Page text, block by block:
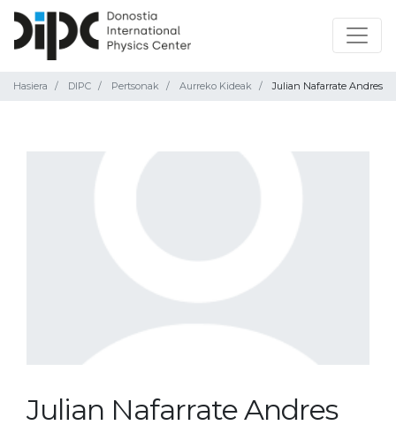
Hasiera DIPC Pertsonak Aurreko Kideak Julian Nafarrate Andres
Julian Nafarrate Andres